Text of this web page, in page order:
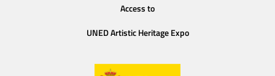
Access to
UNED Artistic Heritage Expo